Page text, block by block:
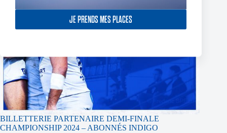
JE PRENDS MES PLACES
BILLETTERIE PARTENAIRE DEMI-FINALE
CHAMPIONSHIP 2024 – ABONNÉS INDIGO